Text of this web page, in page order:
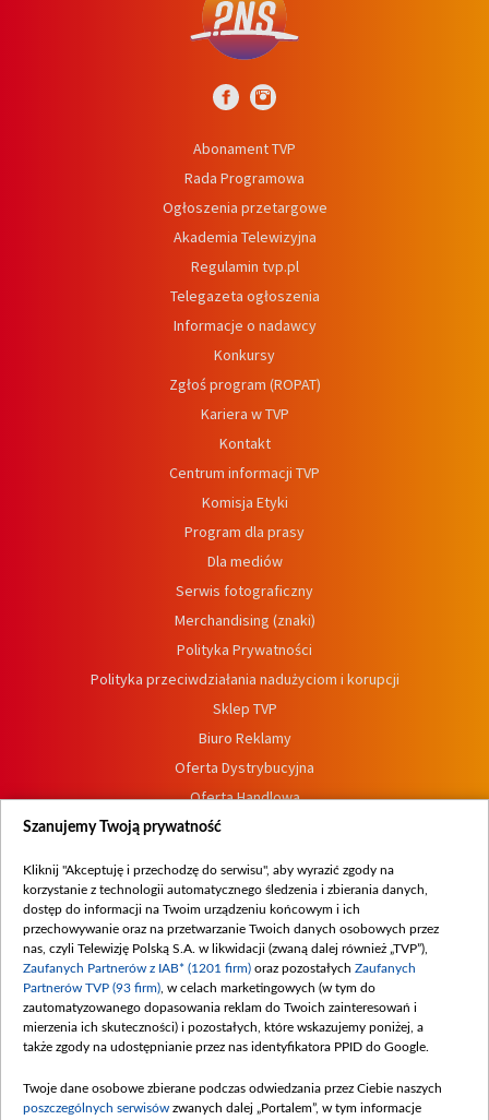
Abonament TVP
Rada Programowa
Ogłoszenia przetargowe
Akademia Telewizyjna
Regulamin tvp.pl
Telegazeta ogłoszenia
Informacje o nadawcy
Konkursy
Zgłoś program (ROPAT)
Kariera w TVP
Kontakt
Centrum informacji TVP
Komisja Etyki
Program dla prasy
Dla mediów
Serwis fotograficzny
Merchandising (znaki)
Polityka Prywatności
Polityka przeciwdziałania nadużyciom i korupcji
Sklep TVP
Biuro Reklamy
Oferta Dystrybucyjna
Oferta Handlowa
Dostępność
Procedura zgłoszeń wewnętrznych
Szanujemy Twoją prywatność
Kliknij "Akceptuję i przechodzę do serwisu", aby wyrazić zgody na
korzystanie z technologii automatycznego śledzenia i zbierania danych,
dostęp do informacji na Twoim urządzeniu końcowym i ich
przechowywanie oraz na przetwarzanie Twoich danych osobowych przez
nas, czyli Telewizję Polską S.A. w likwidacji (zwaną dalej również „TVP”),
Zaufanych Partnerów z IAB* (1201 firm) oraz pozostałych Zaufanych
Partnerów TVP (93 firm) , w celach marketingowych (w tym do
zautomatyzowanego dopasowania reklam do Twoich zainteresowań i
mierzenia ich skuteczności) i pozostałych, które wskazujemy poniżej, a
także zgody na udostępnianie przez nas identyfikatora PPID do Google.
Twoje dane osobowe zbierane podczas odwiedzania przez Ciebie naszych
poszczególnych serwisów zwanych dalej „Portalem”, w tym informacje